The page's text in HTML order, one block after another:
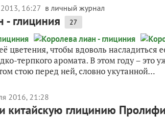
16:27 в личный журнал
- глициния 27
цветения, чтобы вдоволь насладиться
терпкого аромата. В этом году –
стою перед ней, словно укутанной...
2016, 21:28
китайскую глицинию